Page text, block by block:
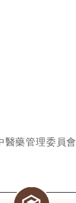
藥管理委員會